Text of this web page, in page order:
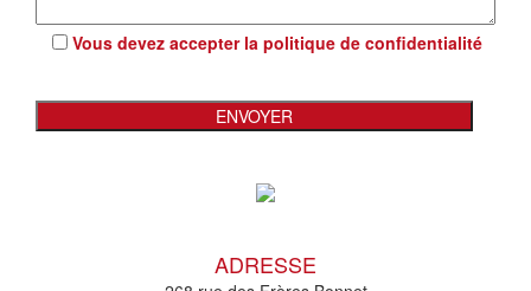
Vous devez accepter la politique de confidentialité
ADRESSE